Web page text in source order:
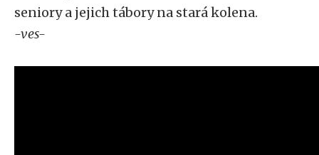
seniory a jejich tábory na stará kolena.
-ves-